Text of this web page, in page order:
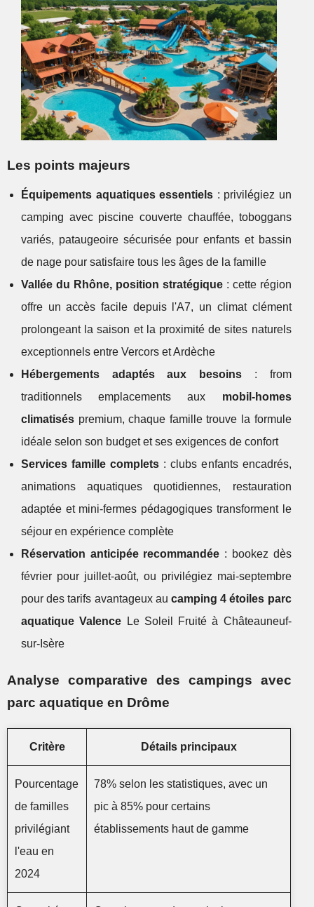
Les points majeurs
Équipements aquatiques essentiels : privilégiez un
camping avec piscine couverte chauffée, toboggans
variés, pataugeoire sécurisée pour enfants et bassin
de nage pour satisfaire tous les âges de la famille
Vallée du Rhône, position stratégique: cette région
offre un accès facile depuis l'A7, un climat clément
prolongeant la saison et la proximité de sites naturels
exceptionnels entre Vercors et Ardèche
Hébergements adaptés aux besoins : from
traditionnels emplacements aux mobil-homes
climatisés premium, chaque famille trouve la formule
idéale selon son budget et ses exigences de confort
Services famille complets : clubs enfants encadrés,
animations aquatiques quotidiennes, restauration
adaptée et mini-fermes pédagogiques transforment le
séjour en expérience complète
Réservation anticipée recommandée : bookez dès
février pour juillet-août, ou privilégiez mai-septembre
pour des tarifs avantageux au camping 4 étoiles parc
aquatique Valence Le Soleil Fruité à Châteauneuf-
sur-Isère
Analyse comparative des campings avec
parc aquatique en Drôme
Critère Détails principaux
Pourcentage
de familles
privilégiant
l'eau en
2024
78% selon les statistiques, avec un
pic à 85% pour certains
établissements haut de gamme